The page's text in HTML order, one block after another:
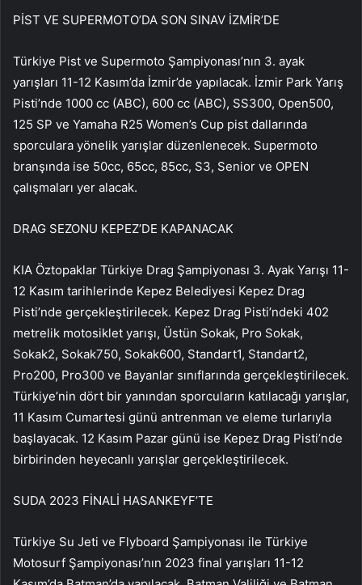
PİST VE SUPERMOTO’DA SON SINAV İZMİR’DE
Türkiye Pist ve Supermoto Şampiyonası’nın 3. ayak
yarışları 11-12 Kasım’da İzmir’de yapılacak. İzmir Park Yarış
Pisti’nde 1000 cc (ABC), 600 cc (ABC), SS300, Open500,
125 SP ve Yamaha R25 Women’s Cup pist dallarında
sporculara yönelik yarışlar düzenlenecek. Supermoto
branşında ise 50cc, 65cc, 85cc, S3, Senior ve OPEN
çalışmaları yer alacak.
DRAG SEZONU KEPEZ’DE KAPANACAK
KIA Öztopaklar Türkiye Drag Şampiyonası 3. Ayak Yarışı 11-
12 Kasım tarihlerinde Kepez Belediyesi Kepez Drag
Pisti’nde gerçekleştirilecek. Kepez Drag Pisti’ndeki 402
metrelik motosiklet yarışı, Üstün Sokak, Pro Sokak,
Sokak2, Sokak750, Sokak600, Standart1, Standart2,
Pro200, Pro300 ve Bayanlar sınıflarında gerçekleştirilecek.
Türkiye’nin dört bir yanından sporcuların katılacağı yarışlar,
11 Kasım Cumartesi günü antrenman ve eleme turlarıyla
başlayacak. 12 Kasım Pazar günü ise Kepez Drag Pisti’nde
birbirinden heyecanlı yarışlar gerçekleştirilecek.
SUDA 2023 FİNALİ HASANKEYF’TE
Türkiye Su Jeti ve Flyboard Şampiyonası ile Türkiye
Motosurf Şampiyonası’nın 2023 final yarışları 11-12